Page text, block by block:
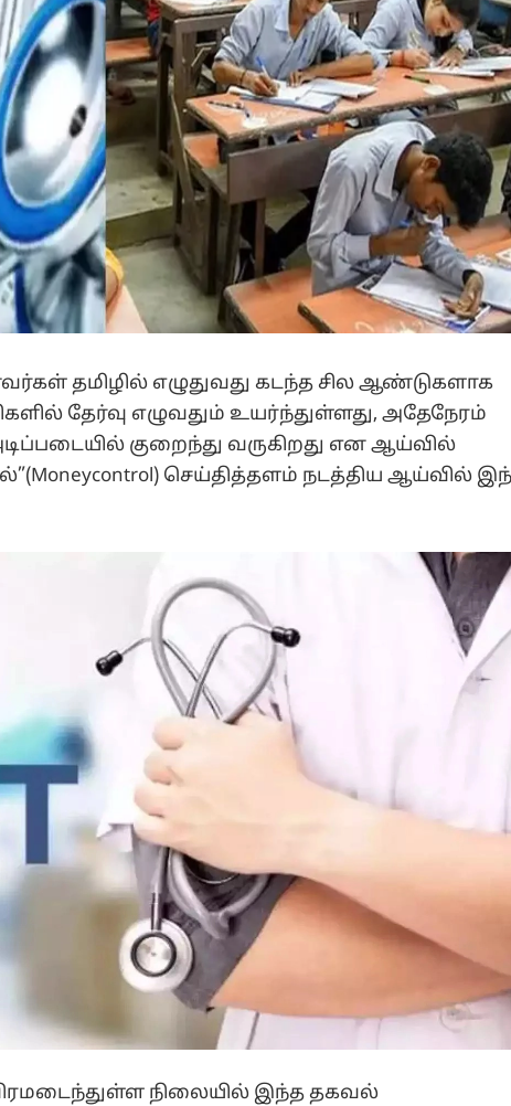
தமிழில் எழுதுவது கடந்த சில ஆண்டுகளாக
தேர்வு எழுவதும் உயர்ந்துள்ளது, அதேநேரம்
குறைந்து வருகிறது என ஆய்வில்
செய்தித்தளம் நடத்திய ஆய்வில்
நிலையில் இந்த தகவல்